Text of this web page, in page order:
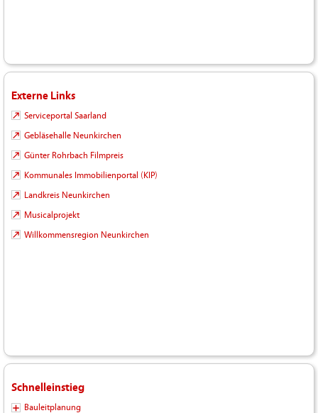
Externe Links
Serviceportal Saarland
Gebläsehalle Neunkirchen
Günter Rohrbach Filmpreis
Kommunales Immobilienportal (KIP)
Landkreis Neunkirchen
Musicalprojekt
Willkommensregion Neunkirchen
Schnelleinstieg
Bauleitplanung